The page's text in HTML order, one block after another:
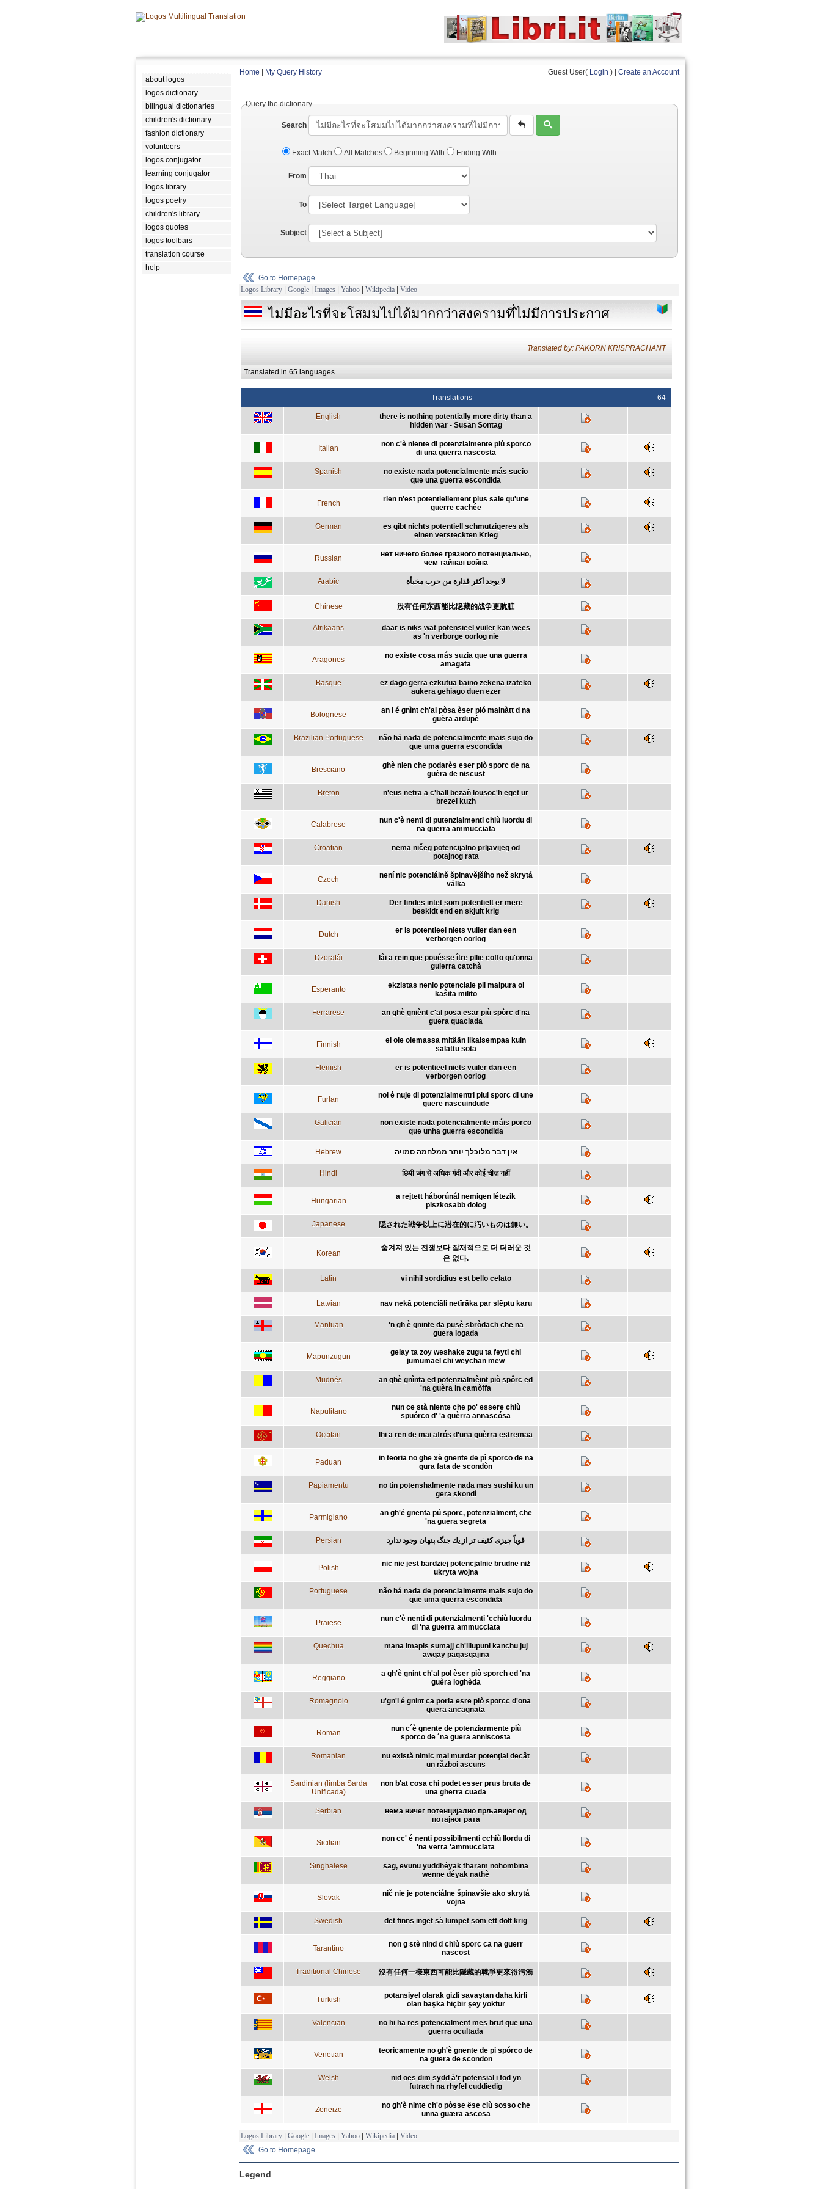
about logos
logos dictionary
bilingual dictionaries
children's dictionary
fashion dictionary
volunteers
logos conjugator
learning conjugator
logos library
logos poetry
children's library
logos quotes
logos toolbars
translation course
help
Home My Query History Guest User( Login ) | Create an Account
Query the dictionary
Search
Exact Match All Matches Beginning With Ending With
From
To
Subject
Go to Homepage
Logos Library | Google | Images | Yahoo | Wikipedia | Video
ไม่มีอะไรที่จะโสมมไปได้มากกว่าสงครามที่ไม่มีการประกาศ
Translated by: PAKORN KRISPRACHANT
Translated in 65 languages
Translations 64
English
there is nothing potentially more dirty than a
hidden war - Susan Sontag
Italian
non c'è niente di potenzialmente più sporco
di una guerra nascosta
Spanish
no existe nada potencialmente más sucio
que una guerra escondida
French
rien n'est potentiellement plus sale qu'une
guerre cachée
German
es gibt nichts potentiell schmutzigeres als
einen versteckten Krieg
Russian
нет ничего более грязного потенциально,
чем тайная война
Arabic لا يوجد أكثر قذارة من حرب مخبأة
Chinese 没有任何东西能比隐藏的战争更肮脏
Afrikaans
daar is niks wat potensieel vuiler kan wees
as 'n verborge oorlog nie
Aragones
no existe cosa más suzia que una guerra
amagata
Basque
ez dago gerra ezkutua baino zekena izateko
aukera gehiago duen ezer
Bolognese
an i é gnìnt ch'al pòsa èser pió malnàtt d na
guèra ardupè
Brazilian Portuguese
não há nada de potencialmente mais sujo do
que uma guerra escondida
Bresciano
ghè nien che podarès eser piò sporc de na
guèra de niscust
Breton
n'eus netra a c'hall bezañ lousoc'h eget ur
brezel kuzh
Calabrese
nun c'è nenti di putenzialmenti chiù luordu di
na guerra ammucciata
Croatian
nema ničeg potencijalno prljavijeg od
potajnog rata
Czech
není nic potenciálně špinavějšího než skrytá
válka
Danish
Der findes intet som potentielt er mere
beskidt end en skjult krig
Dutch
er is potentieel niets vuiler dan een
verborgen oorlog
Dzoratâi
lâi a rein que pouésse ître pllie coffo qu'onna
guierra catchà
Esperanto
ekzistas nenio potenciale pli malpura ol
kaŝita milito
Ferrarese
an ghè gniènt c'al posa esar più spòrc d'na
guera quaciada
Finnish
ei ole olemassa mitään likaisempaa kuin
salattu sota
Flemish
er is potentieel niets vuiler dan een
verborgen oorlog
Furlan
nol è nuje di potenzialmentri plui sporc di une
guere nascuindude
Galician
non existe nada potencialmente máis porco
que unha guerra escondida
Hebrew אין דבר מלוכלך יותר ממלחמה סמויה
Hindi छिपी जंग से अधिक गंदी और कोई चीज़ नहीं
Hungarian
a rejtett háborúnál nemigen létezik
piszkosabb dolog
Japanese 隠された戦争以上に潜在的に汚いものは無い。
Korean
숨겨져 있는 전쟁보다 잠재적으로 더 더러운 것
은 없다.
Latin vi nihil sordidius est bello celato
Latvian nav nekā potenciāli netīrāka par slēptu karu
Mantuan
'n gh è gninte da pusè sbròdach che na
guera logada
Mapunzugun
gelay ta zoy weshake zugu ta feyti chi
jumumael chi weychan mew
Mudnés
an ghè gnìnta ed potenzialmèint piò spôrc ed
'na guèra in camòffa
Napulitano
nun ce stà niente che po' essere chiù
spuórco d' 'a guèrra annascósa
Occitan lhi a ren de mai afrós d’una guèrra estremaa
Paduan
in teoria no ghe xè gnente de pì sporco de na
gura fata de scondòn
Papiamentu
no tin potenshalmente nada mas sushi ku un
gera skondí
Parmigiano
an gh'é gnenta pú sporc, potenzialment, che
'na guera segreta
Persian قوياً چيزی كثيف تر از يك جنگ پنهان وجود ندارد
Polish
nic nie jest bardziej potencjalnie brudne niż
ukryta wojna
Portuguese
não há nada de potencialmente mais sujo do
que uma guerra escondida
Praiese
nun c'è nenti di putenzialmenti 'cchiù luordu
di 'na guerra ammucciata
Quechua
mana imapis sumajj ch'illupuni kanchu juj
awqay paqasqajina
Reggiano
a gh'è gnint ch'al pol èser piò sporch ed 'na
guèra loghèda
Romagnolo
u'gn'i é gnint ca poria esre piò sporcc d'ona
guera ancagnata
Roman
nun c´è gnente de potenziarmente più
sporco de ´na guera anniscosta
Romanian
nu există nimic mai murdar potenţial decât
un război ascuns
Sardinian (limba Sarda
Unificada)
non b'at cosa chi podet esser prus bruta de
una gherra cuada
Serbian
нема ничег потенцијално прљавијег од
потајног рата
Sicilian
non cc' é nenti possibilmenti cchiù llordu di
'na verra 'ammucciata
Singhalese
sag, evunu yuddhéyak tharam nohombina
wenne déyak nathè
Slovak
nič nie je potenciálne špinavšie ako skrytá
vojna
Swedish det finns inget så lumpet som ett dolt krig
Tarantino
non g stè nind d chiù sporc ca na guerr
nascost
Traditional Chinese 沒有任何一樣東西可能比隱藏的戰爭更來得污濁
Turkish
potansiyel olarak gizli savaştan daha kirli
olan başka hiçbir şey yoktur
Valencian
no hi ha res potencialment mes brut que una
guerra ocultada
Venetian
teoricamente no gh'è gnente de pi spórco de
na guera de scondon
Welsh
nid oes dim sydd â'r potensial i fod yn
futrach na rhyfel cuddiedig
Zeneize
no gh'è ninte ch'o pòsse ëse ciù sosso che
unna guæra ascosa
Logos Library | Google | Images | Yahoo | Wikipedia | Video
Go to Homepage
Legend